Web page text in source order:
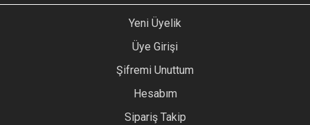
Yeni Üyelik
Üye Girişi
Şifremi Unuttum
Hesabım
Sipariş Takip